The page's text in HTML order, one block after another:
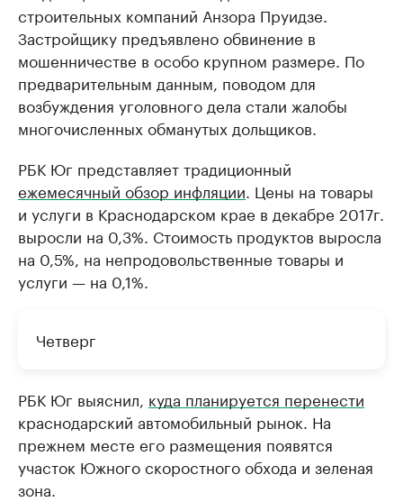
строительных компаний Анзора Пруидзе.
Застройщику предъявлено обвинение в
мошенничестве в особо крупном размере. По
предварительным данным, поводом для
возбуждения уголовного дела стали жалобы
многочисленных обманутых дольщиков.
РБК Юг представляет традиционный
ежемесячный обзор инфляции . Цены на товары
и услуги в Краснодарском крае в декабре 2017г.
выросли на 0,3%. Стоимость продуктов выросла
на 0,5%, на непродовольственные товары и
услуги — на 0,1%.
Четверг
РБК Юг выяснил, куда планируется перенести
краснодарский автомобильный рынок. На
прежнем месте его размещения появятся
участок Южного скоростного обхода и зеленая
зона.